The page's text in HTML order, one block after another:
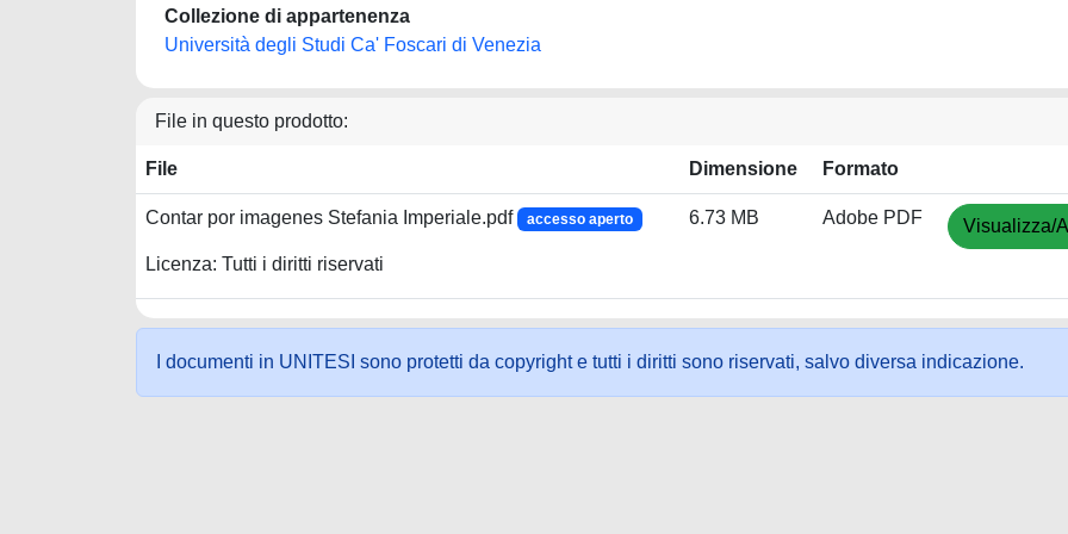
Collezione di appartenenza
Università degli Studi Ca' Foscari di Venezia
File in questo prodotto:
File Dimensione Formato
Contar por imagenes Stefania Imperiale.pdf accesso aperto
Licenza: Tutti i diritti riservati
6.73 MB Adobe PDF Visualizza/
I documenti in UNITESI sono protetti da copyright e tutti i diritti sono riservati, salvo diversa indicazione.